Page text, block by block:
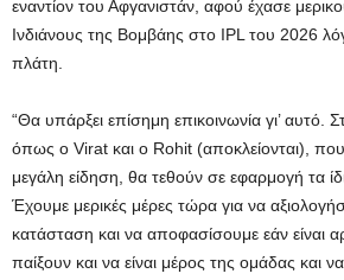
εναντίον του Αφγανιστάν, αφού έχασε
Ινδιάνους της Βομβάης στο IPL του 2026
πλάτη.
“Θα υπάρξει επίσημη επικοινωνία γι’ αυτό.
όπως ο Virat και ο Rohit (αποκλείονται),
μεγάλη είδηση, θα τεθούν σε εφαρμογή τα
Έχουμε μερικές μέρες τώρα για να
κατάσταση και να αποφασίσουμε εάν είναι
παίξουν και να είναι μέρος της ομάδας και